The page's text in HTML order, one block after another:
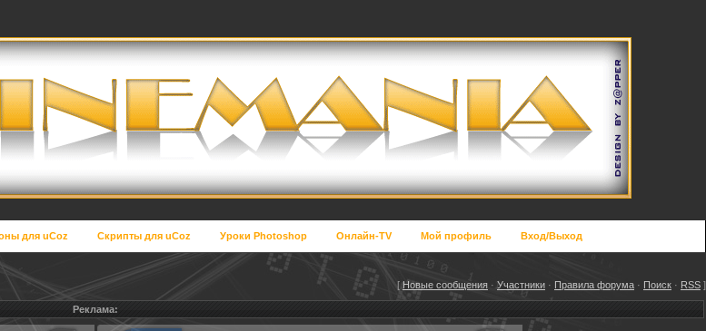
для uCoz Скрипты для uCoz Уроки Photoshop Онлайн-TV Мой профиль Вход/Выход
[Новые сообщения · Участники · Правила форума · Поиск · RSS ]
Реклама: